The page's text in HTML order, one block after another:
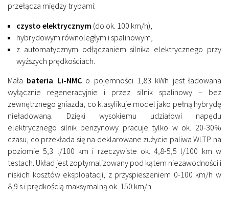
przełącza między trybami:
czysto elektrycznym (do ok. 100 km/h),
hybrydowym równoległym i spalinowym,
z automatycznym odłączaniem silnika elektrycznego przy
wyższych prędkościach.
Mała bateria Li-NMCo pojemności 1,83 kWh jest ładowana
wyłącznie regeneracyjnie i przez silnik spalinowy – bez
zewnętrznego gniazda, co klasyfikuje model jako pełną hybrydę
nieładowaną. Dzięki wysokiemu udziałowi napędu
elektrycznego silnik benzynowy pracuje tylko w ok. 20-30%
czasu, co przekłada się na deklarowane zużycie paliwa WLTP na
poziomie 5,3 l/100 km i rzeczywiste ok. 4,8-5,5 l/100 km w
testach. Układ jest zoptymalizowany pod kątem niezawodności i
niskich kosztów eksploatacji, z przyspieszeniem 0-100 km/h w
8,9 s i prędkością maksymalną ok. 150 km/h